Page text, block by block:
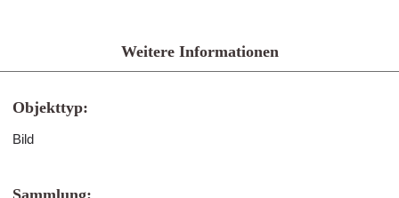
Weitere Informationen
Objekttyp:
Bild
Sammlung: